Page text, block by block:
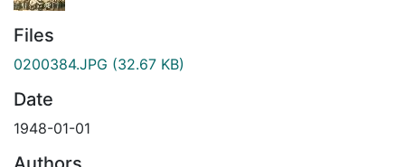
Files
0200384.JPG (32.67 KB)
Date
1948-01-01